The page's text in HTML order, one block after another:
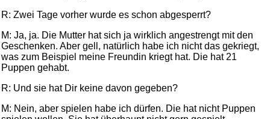
R: Zwei Tage vorher wurde es schon abgesperrt?
M: Ja, ja. Die Mutter hat sich ja wirklich angestrengt mit den
Geschenken. Aber gell, natürlich habe ich nicht das gekriegt,
was zum Beispiel meine Freundin kriegt hat. Die hat 21
Puppen gehabt.
R: Und sie hat Dir keine davon gegeben?
M: Nein, aber spielen habe ich dürfen. Die hat nicht Puppen